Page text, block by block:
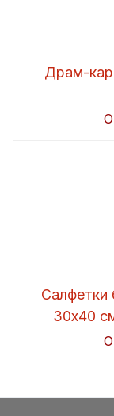
Драм-
Салфетки
30x40